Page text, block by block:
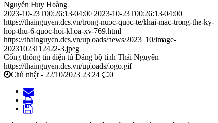
Nguyễn Huy Hoàng
2023-10-23T00:26:13-04:00 2023-10-23T00:26:13-04:00
https://thainguyen.dcs.vn/trong-nuoc-quoc-te/khai-mac-trong-the-ky-
hop-thu-6-quoc-hoi-khoa-xv-769.html
https://thainguyen.dcs.vn/uploads/news/2023_10/image-
20231023112422-3.jpeg
Cổng thông tin điện tử Đảng bộ tỉnh Thái Nguyên
https://thainguyen.dcs.vn/uploads/logo.gif
Chủ nhật - 22/10/2023 23:24
0